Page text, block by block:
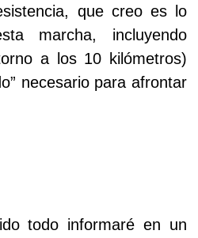
que creo es lo
marcha, incluyendo
a los 10 kilómetros)
necesario para afrontar
todo informaré en un